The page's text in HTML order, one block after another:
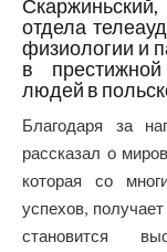
отдела
физиологии и
в
людей в
Благодаря за
рассказал о
которая со
успехов,
становится